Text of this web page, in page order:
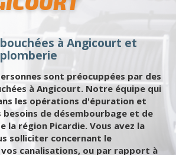
à Angicourt et
sont préocuppées par des
à Angicourt. Notre équipe qui
les opérations d'épuration et
besoins de désembourbage et de
la région Picardie. Vous avez la
solliciter concernant le
canalisations, ou par rapport à